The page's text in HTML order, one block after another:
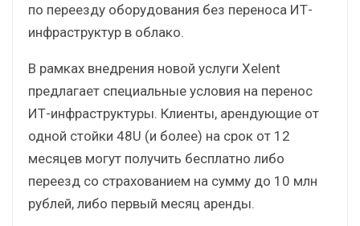
по переезду оборудования без переноса ИТ-
инфраструктур в облако.
В рамках внедрения новой услуги Xelent
предлагает специальные условия на перенос
ИТ-инфраструктуры. Клиенты, арендующие от
одной стойки 48U (и более) на срок от 12
месяцев могут получить бесплатно либо
переезд со страхованием на сумму до 10 млн
рублей, либо первый месяц аренды.